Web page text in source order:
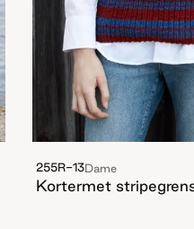
255R-13Dame
Kortermet